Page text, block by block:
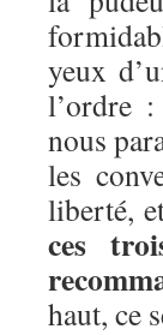
yeux
l’ordre
nous
les
liberté,
ces
haut, ce